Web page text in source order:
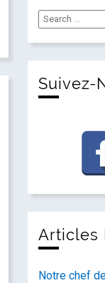
Suivez-
Articles
Notre chef